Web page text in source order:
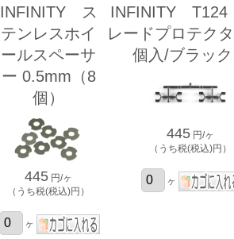
INFINITY ス
テンレスホイ
ールスペーサ
ー 0.5mm（8
個）
445 円/ヶ
（うち税(税込)円）
ヶ
INFINITY
レードプロテク
個入/ブラッ
445 円/ヶ
（うち税(税込)円）
ヶ